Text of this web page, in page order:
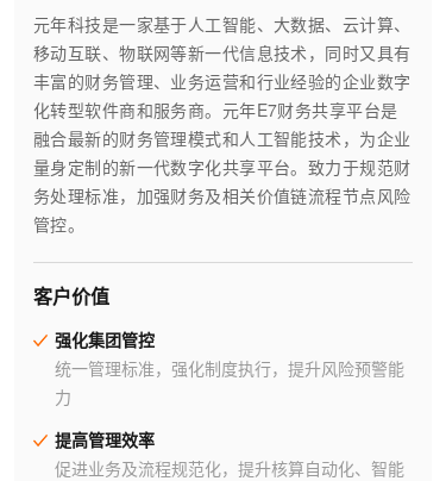
元年科技是一家基于人工智能、大数据、云计算、
移动互联、物联网等新一代信息技术，同时又具有
丰富的财务管理、业务运营和行业经验的企业数字
化转型软件商和服务商。元年E7财务共享平台是
融合最新的财务管理模式和人工智能技术，为企业
量身定制的新一代数字化共享平台。致力于规范财
务处理标准，加强财务及相关价值链流程节点风险
管控。
客户价值
强化集团管控
统一管理标准，强化制度执行，提升风险预警能
力
提高管理效率
促进业务及流程规范化，提升核算自动化、智能